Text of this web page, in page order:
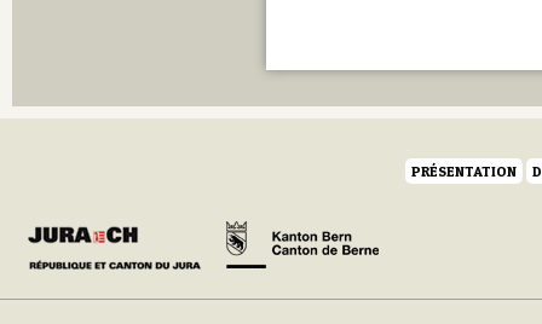
PRÉSENTATION